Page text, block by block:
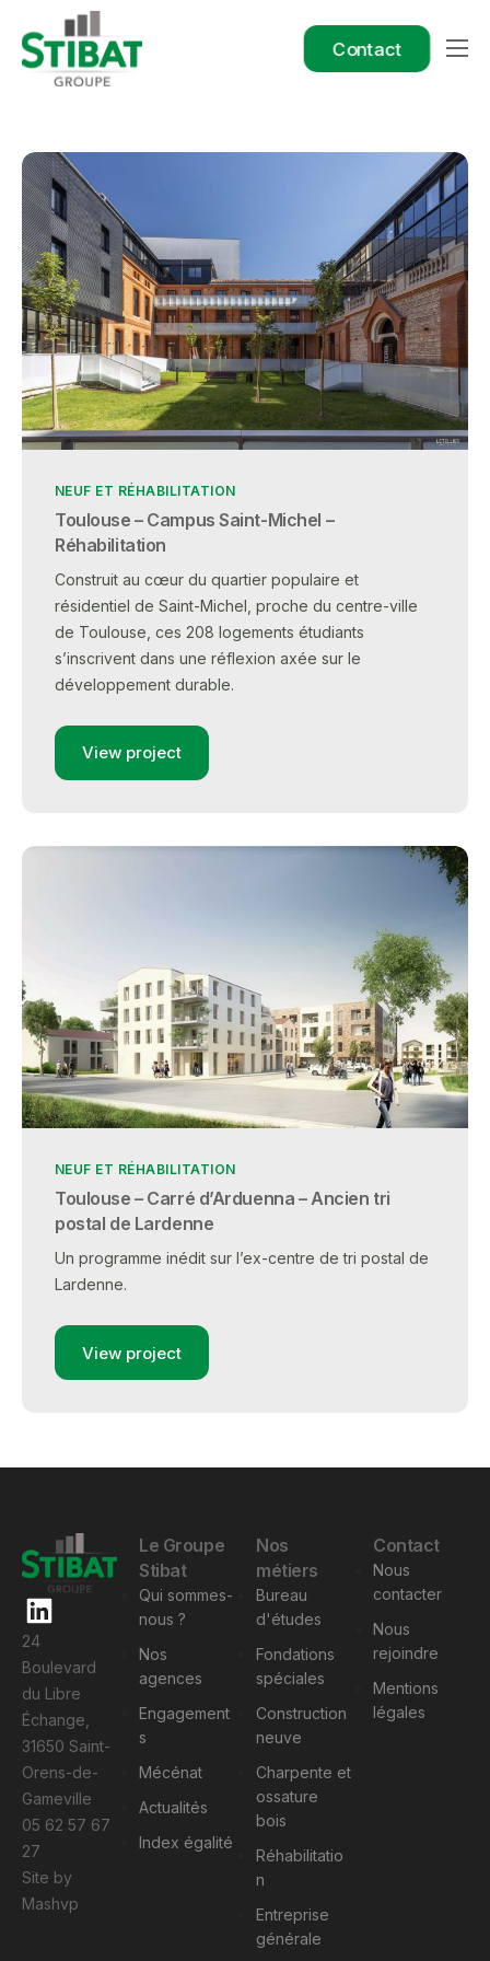
Le Groupe
Nos filiales
Nos références
Nous rejoindre
Contact
NEUF ET RÉHABILITATION
Toulouse – Campus Saint-Michel –
Réhabilitation
Construit au cœur du quartier populaire et
résidentiel de Saint-Michel, proche du centre-ville
de Toulouse, ces 208 logements étudiants
s’inscrivent dans une réflexion axée sur le
développement durable.
View project
NEUF ET RÉHABILITATION
Toulouse – Carré d’Arduenna – Ancien tri
postal de Lardenne
Un programme inédit sur l’ex-centre de tri postal de
Lardenne.
View project
24
Boulevard
du Libre
Échange,
31650 Saint-
Orens-de-
Gameville
05 62 57 67
27
Site by
Mashvp
Le Groupe
Stibat
Qui sommes-
nous ?
Nos
agences
Engagement
s
Mécénat
Actualités
Index égalité
Nos
métiers
Bureau
d'études
Fondations
spéciales
Construction
neuve
Charpente et
ossature
bois
Réhabilitatio
n
Entreprise
générale
Contact
Nous
contacter
Nous
rejoindre
Mentions
légales